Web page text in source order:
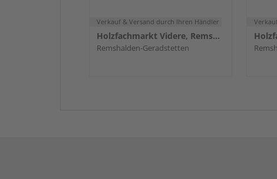
Verkauf & Versand durch Ihren Händler
Holzfachmarkt Videre, Remshalden
Remshalden-Geradstetten